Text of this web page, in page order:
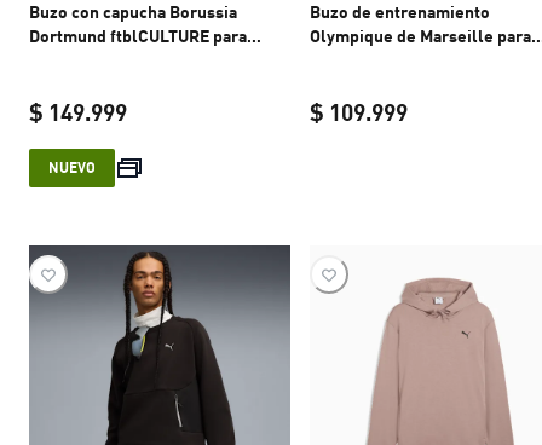
Buzo con capucha Borussia
Dortmund ftblCULTURE para
$ 149.999
current price $ 149.999
NUEVO
Buzo de entrenamiento
Olympique de Marseille para
$ 109.999